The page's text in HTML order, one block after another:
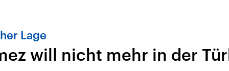
Nahostkonflikt
Iran
Lage
will nicht mehr in der